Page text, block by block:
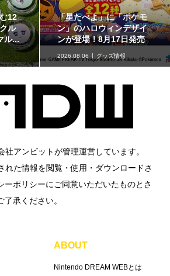
12
ル
ル...
「星たべよ」に「ポケモ
ン」のハロウィンデザイ
ンが登場！8月17日発売
2026.08.06 グッズ情報
社アンビットが管理運営しています。
れた情報を閲覧・使用・ダウンロードさ
ーポリシーにご同意いただいたものとさ
承ください。
ABOUT
Nintendo DREAM WEBとは